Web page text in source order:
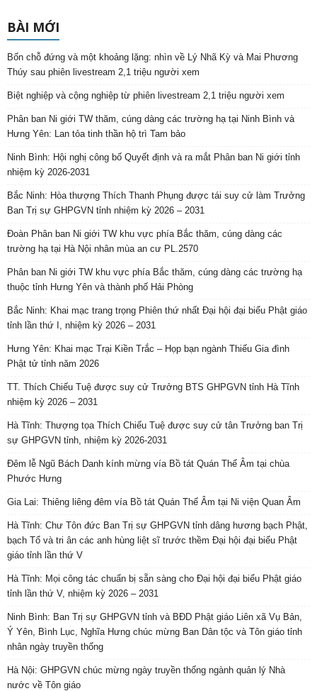
BÀI MỚI
Bốn chỗ đứng và một khoảng lặng: nhìn về Lý Nhã Kỳ và Mai Phương
Thúy sau phiên livestream 2,1 triệu người xem
Biệt nghiệp và cộng nghiệp từ phiên livestream 2,1 triệu người xem
Phân ban Ni giới TW thăm, cúng dàng các trường hạ tại Ninh Bình và
Hưng Yên: Lan tỏa tinh thần hộ trì Tam bảo
Ninh Bình: Hội nghị công bố Quyết định và ra mắt Phân ban Ni giới tỉnh
nhiệm kỳ 2026-2031
Bắc Ninh: Hòa thượng Thích Thanh Phụng được tái suy cử làm Trưởng
Ban Trị sự GHPGVN tỉnh nhiệm kỳ 2026 – 2031
Đoàn Phân ban Ni giới TW khu vực phía Bắc thăm, cúng dàng các
trường hạ tại Hà Nội nhân mùa an cư PL.2570
Phân ban Ni giới TW khu vực phía Bắc thăm, cúng dàng các trường hạ
thuộc tỉnh Hưng Yên và thành phố Hải Phòng
Bắc Ninh: Khai mạc trang trọng Phiên thứ nhất Đại hội đại biểu Phật giáo
tỉnh lần thứ I, nhiệm kỳ 2026 – 2031
Hưng Yên: Khai mạc Trại Kiền Trắc – Họp bạn ngành Thiếu Gia đình
Phật tử tỉnh năm 2026
TT. Thích Chiếu Tuệ được suy cử Trưởng BTS GHPGVN tỉnh Hà Tĩnh
nhiệm kỳ 2026 – 2031
Hà Tĩnh: Thượng tọa Thích Chiếu Tuệ được suy cử tân Trưởng ban Trị
sự GHPGVN tỉnh, nhiệm kỳ 2026-2031
Đêm lễ Ngũ Bách Danh kính mừng vía Bồ tát Quán Thế Âm tại chùa
Phước Hưng
Gia Lai: Thiêng liêng đêm vía Bồ tát Quán Thế Âm tại Ni viện Quan Âm
Hà Tĩnh: Chư Tôn đức Ban Trị sự GHPGVN tỉnh dâng hương bạch Phật,
bạch Tổ và tri ân các anh hùng liệt sĩ trước thềm Đại hội đại biểu Phật
giáo tỉnh lần thứ V
Hà Tĩnh: Mọi công tác chuẩn bị sẵn sàng cho Đại hội đại biểu Phật giáo
tỉnh lần thứ V, nhiệm kỳ 2026 – 2031
Ninh Bình: Ban Trị sự GHPGVN tỉnh và BĐD Phật giáo Liên xã Vụ Bản,
Ý Yên, Bình Lục, Nghĩa Hưng chúc mừng Ban Dân tộc và Tôn giáo tỉnh
nhân ngày truyền thống
Hà Nội: GHPGVN chúc mừng ngày truyền thống ngành quản lý Nhà
nước về Tôn giáo